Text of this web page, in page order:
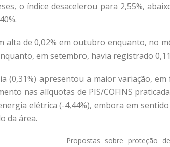
o índice desacelerou para 2,55%,
alta de 0,02% em outubro enquanto, no
em setembro, havia registrado
(0,31%) apresentou a maior variação,
nas alíquotas de PIS/COFINS
elétrica (-4,44%), embora em
da área.
Propostas sobre proteção